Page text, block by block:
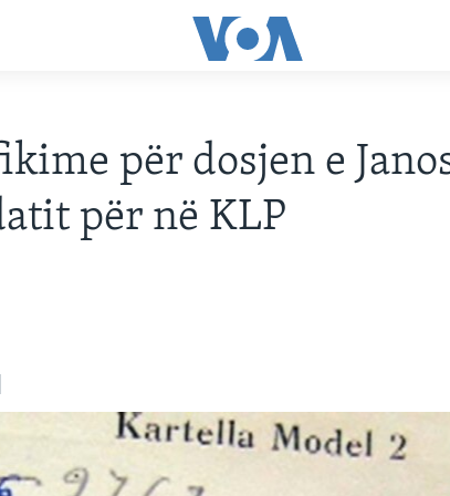
për dosjen e
për në KLP